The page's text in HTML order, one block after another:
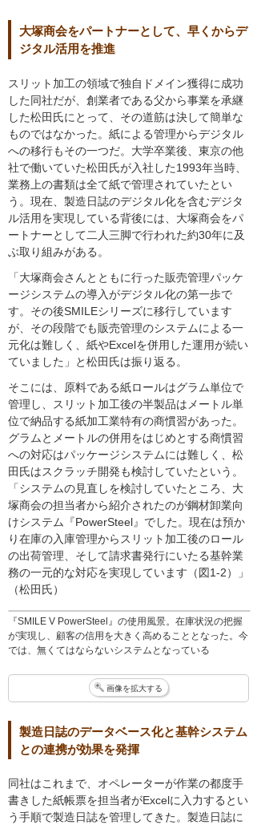
大塚商会をパートナーとして、早くからデ
ジタル活用を推進
『SMILE V PowerSteel』の使用風景。在庫状況の把握
が実現し、顧客の信用を大きく高めることとなった。今
では、無くてはならないシステムとなっている
スリット加工の領域で独自ドメイン獲得に成功
した同社だが、創業者である父から事業を承継
した松田氏にとって、その道筋は決して簡単な
ものではなかった。紙による管理からデジタル
への移行もその一つだ。大学卒業後、東京の他
社で働いていた松田氏が入社した1993年当時、
業務上の書類は全て紙で管理されていたとい
う。現在、製造日誌のデジタル化を含むデジタ
ル活用を実現している背後には、大塚商会をパ
ートナーとして二人三脚で行われた約30年に及
ぶ取り組みがある。
「大塚商会さんとともに行った販売管理パッケ
ージシステムの導入がデジタル化の第一歩で
す。その後SMILEシリーズに移行しています
が、その段階でも販売管理のシステムによる一
元化は難しく、紙やExcelを併用した運用が続い
ていました」と松田氏は振り返る。
そこには、原料である紙ロールはグラム単位で
管理し、スリット加工後の半製品はメートル単
位で納品する紙加工業特有の商慣習があった。
グラムとメートルの併用をはじめとする商慣習
への対応はパッケージシステムには難しく、松
田氏はスクラッチ開発も検討していたという。
「システムの見直しを検討していたところ、大
塚商会の担当者から紹介されたのが鋼材卸業向
けシステム『PowerSteel』でした。現在は預か
り在庫の入庫管理からスリット加工後のロール
の出荷管理、そして請求書発行にいたる基幹業
務の一元的な対応を実現しています（図1-2）」
（松田氏）
画像を拡大する
製造日誌のデータベース化と基幹システム
との連携が効果を発揮
同社はこれまで、オペレーターが作業の都度手
書きした紙帳票を担当者がExcelに入力するとい
う手順で製造日誌を管理してきた。製造日誌に